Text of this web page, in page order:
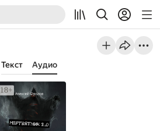
Текст Аудио